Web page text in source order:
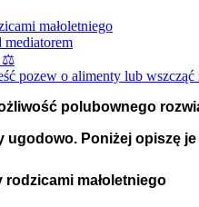
małoletniego
mediatorem
⚖️
pozew o alimenty lub wszcząć
polubownego
ugodowo. Poniżej opiszę
rodzicami małoletniego